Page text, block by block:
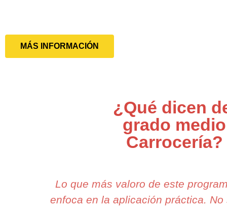
MÁS INFORMACIÓN
¿Qué dicen
grado medio
Carrocería?
Lo que más valoro de este
enfoca en la aplicación práctica.